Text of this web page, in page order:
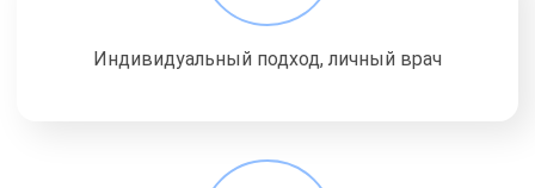
Индивидуальный подход, личный врач